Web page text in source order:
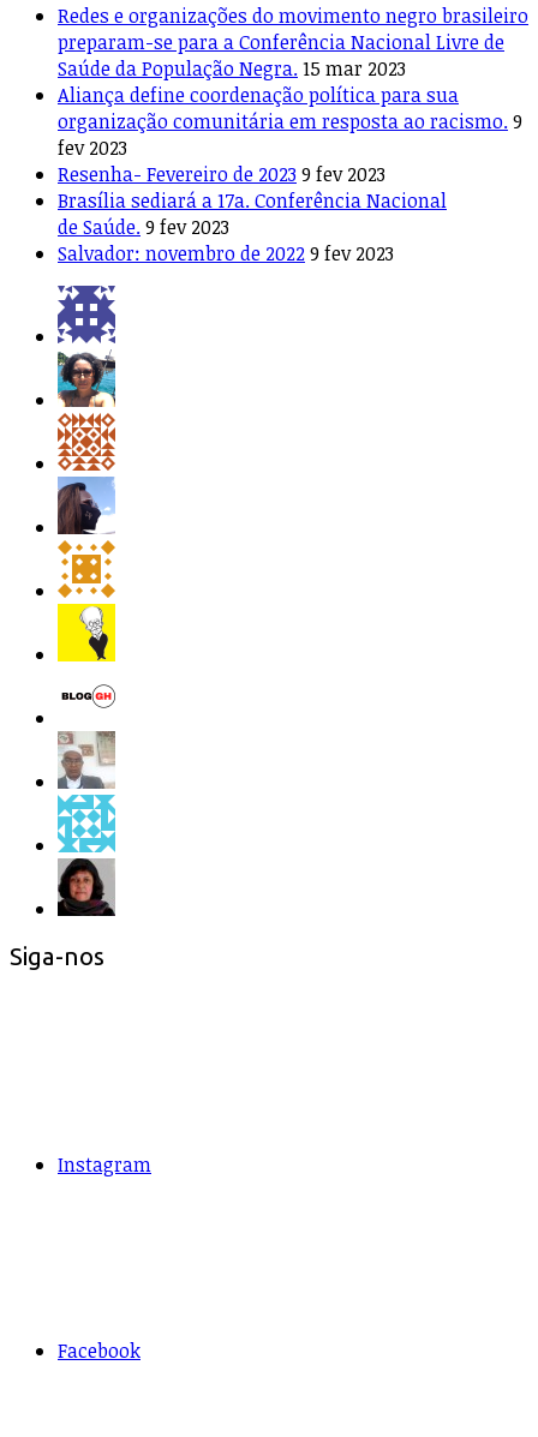
Redes e organizações do movimento negro brasileiro
preparam-se para a Conferência Nacional Livre de
Saúde da População Negra.15 mar 2023
Aliança define coordenação política para sua
organização comunitária em resposta ao racismo.9
fev 2023
Resenha- Fevereiro de 2023 9 fev 2023
Brasília sediará a 17a. Conferência Nacional
de Saúde.9 fev 2023
Salvador: novembro de 20229 fev 2023
Siga-nos
Instagram
Facebook